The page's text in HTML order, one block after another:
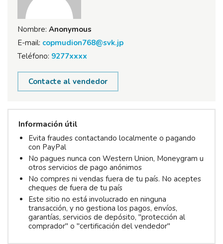
Nombre: Anonymous
E-mail: copmudion768@svk.jp
Teléfono: 9277xxxx
Contacte al vendedor
Información útil
Evita fraudes contactando localmente o pagando
con PayPal
No pagues nunca con Western Union, Moneygram u
otros servicios de pago anónimos
No compres ni vendas fuera de tu país. No aceptes
cheques de fuera de tu país
Este sitio no está involucrado en ninguna
transacción, y no gestiona los pagos, envíos,
garantías, servicios de depósito, "protección al
comprador" o "certificación del vendedor"